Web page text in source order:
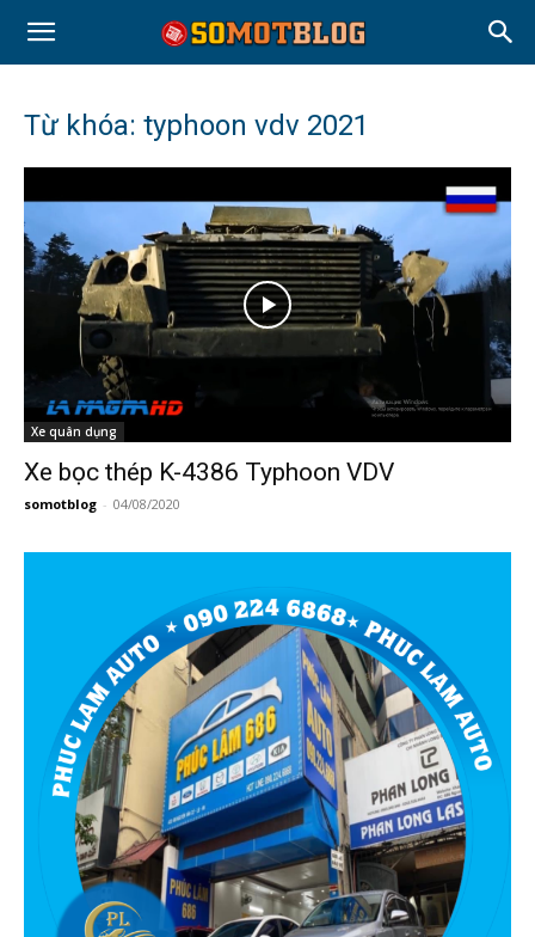
Từ khóa: typhoon vdv 2021
Xe quân dụng
Xe bọc thép K-4386 Typhoon VDV
somotblog - 04/08/2020